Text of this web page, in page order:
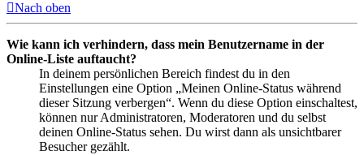
Nach oben
Wie kann ich verhindern, dass mein Benutzername in der
Online-Liste auftaucht?
In deinem persönlichen Bereich findest du in den
Einstellungen eine Option „Meinen Online-Status während
dieser Sitzung verbergen“. Wenn du diese Option einschaltest,
können nur Administratoren, Moderatoren und du selbst
deinen Online-Status sehen. Du wirst dann als unsichtbarer
Besucher gezählt.